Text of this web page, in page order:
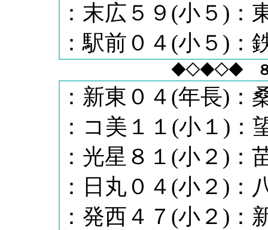
：末広５９(小５)：
：駅前０４(小５)：
◆◇◆◇◆ ８
：新東０４(年長)：
：コ美１１(小１)：
：光星８１(小２)：
：日丸０４(小２)：
：発西４７(小２)：